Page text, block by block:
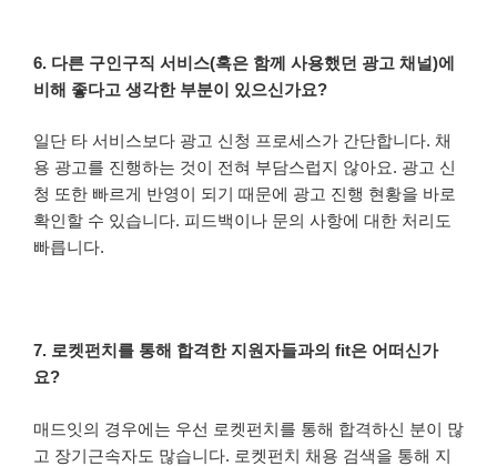
6. 다른 구인구직 서비스(혹은 함께 사용했던 광고 채널)에
비해 좋다고 생각한 부분이 있으신가요?
일단 타 서비스보다 광고 신청 프로세스가 간단합니다. 채
용 광고를 진행하는 것이 전혀 부담스럽지 않아요. 광고 신
청 또한 빠르게 반영이 되기 때문에 광고 진행 현황을 바로
확인할 수 있습니다. 피드백이나 문의 사항에 대한 처리도
빠릅니다.
7. 로켓펀치를 통해 합격한 지원자들과의 fit은 어떠신가
요?
매드잇의 경우에는 우선 로켓펀치를 통해 합격하신 분이 많
고 장기근속자도 많습니다. 로켓펀치 채용 검색을 통해 지